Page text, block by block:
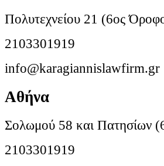
Πολυτεχνείου 21 (6ος
2103301919
info@karagiannislawfirm.gr
Αθήνα
Σολωμού 58 και Πατησίων
2103301919